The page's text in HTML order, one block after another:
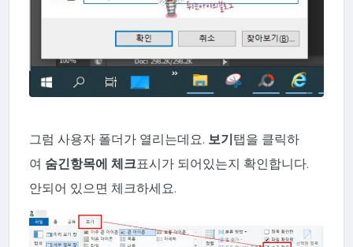
그럼 사용자 폴더가 열리는데요. 보기탭을 클릭하
여 숨긴항목에 체크표시가 되어있는지 확인합니다.
안되어 있으면 체크하세요.